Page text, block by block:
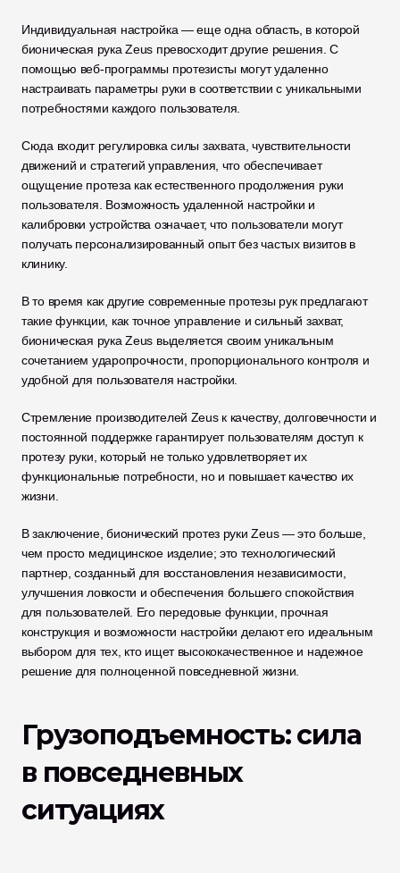
Индивидуальная настройка — еще одна область, в которой
бионическая рука Zeus превосходит другие решения. С
помощью веб-программы протезисты могут удаленно
настраивать параметры руки в соответствии с уникальными
потребностями каждого пользователя.
Сюда входит регулировка силы захвата, чувствительности
движений и стратегий управления, что обеспечивает
ощущение протеза как естественного продолжения руки
пользователя. Возможность удаленной настройки и
калибровки устройства означает, что пользователи могут
получать персонализированный опыт без частых визитов в
клинику.
В то время как другие современные протезы рук предлагают
такие функции, как точное управление и сильный захват,
бионическая рука Zeus выделяется своим уникальным
сочетанием ударопрочности, пропорционального контроля и
удобной для пользователя настройки.
Стремление производителей Zeus к качеству, долговечности и
постоянной поддержке гарантирует пользователям доступ к
протезу руки, который не только удовлетворяет их
функциональные потребности, но и повышает качество их
жизни.
В заключение, бионический протез руки Zeus — это больше,
чем просто медицинское изделие; это технологический
партнер, созданный для восстановления независимости,
улучшения ловкости и обеспечения большего спокойствия
для пользователей. Его передовые функции, прочная
конструкция и возможности настройки делают его идеальным
выбором для тех, кто ищет высококачественное и надежное
решение для полноценной повседневной жизни.
Грузоподъемность: сила
в повседневных
ситуациях